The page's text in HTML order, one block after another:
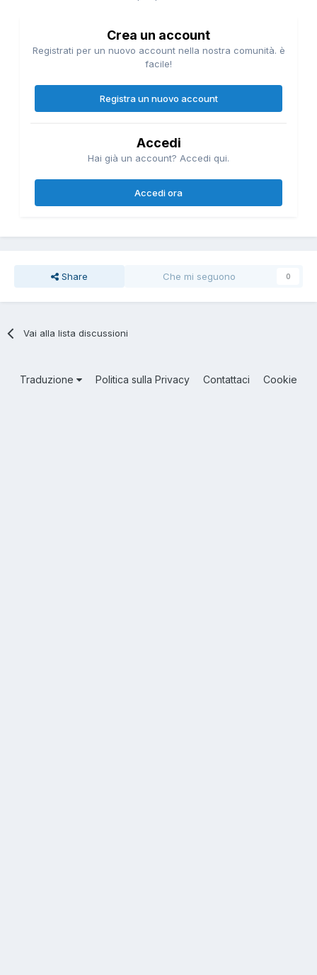
Crea un account
Registrati per un nuovo account nella nostra comunità. è
facile!
Registra un nuovo account
Accedi
Hai già un account? Accedi qui.
Accedi ora
Share Che mi seguono 0
Vai alla lista discussioni
Traduzione Politica sulla Privacy Contattaci Cookie